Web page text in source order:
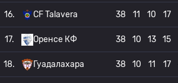
16. CF Talavera 38 11 10 17
17. Оренсе КФ 38 10 13 15
18. Гуадалахара 38 10 11 17